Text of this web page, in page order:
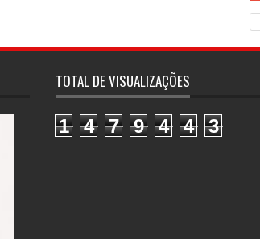
TOTAL DE VISUALIZAÇÕES
1 4 7 9 4 4 3